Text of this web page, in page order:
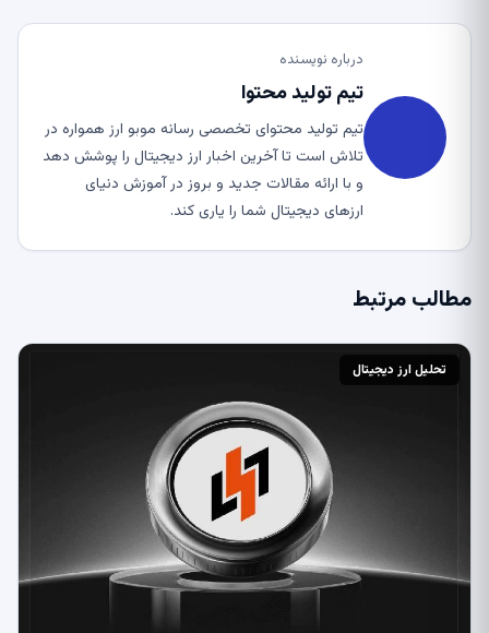
درباره نویسنده
تیم تولید محتوا
تیم تولید محتوای تخصصی رسانه موبو ارز همواره در
تلاش است تا آخرین اخبار ارز دیجیتال را پوشش دهد
و با ارائه مقالات جدید و بروز در آموزش دنیای
ارزهای دیجیتال شما را یاری کند.
مرتبط
تحلیل ارز دیجیتال